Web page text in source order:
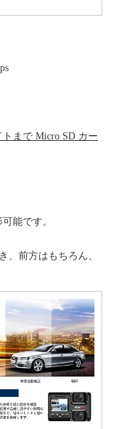
トまで Micro SD カー
能です。
、前方はもちろん、